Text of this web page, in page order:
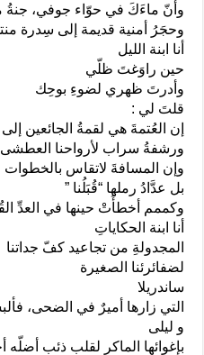
وأنّ ماءَكَ في حوّاء جوفي، جنةُ
وحجَرُ أمنية قديمة إلى سِدرة
أنا ابنة الليل
حين راوَغتَ ظلّي
وأدرتَ ظهري لضوءِ بوحِك
قلتَ لي :
إن العُتمةَ هي لقمةُ الجائعين إلى
ورشفةُ سراب لأرواحنا العطشى
وإن المسافةَ لاتقاس بالخطوات
بل عدَّادُ رملها “قُبَلُنا ”
وكممم أخطأَتْ حينها في العدِّ
أنا ابنة الحكاياتِ
المجدولةِ من تجاعيد كفّ جداتنا
لضفائرئنا الصغيرة
ساندريلا
التي زارها أميرٌ في الضحى،
و ليلى
بإغوائها الماكرِ لقلب ذئب أضلّه